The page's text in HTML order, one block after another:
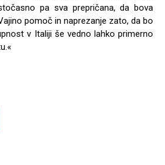
pa sva prepričana, da bova
pomoč in naprezanje zato, da bo
v Italiji še vedno lahko primerno